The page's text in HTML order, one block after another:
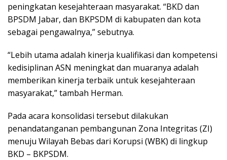
peningkatan kesejahteraan masyarakat. “BKD dan
BPSDM Jabar, dan BKPSDM di kabupaten dan kota
sebagai pengawalnya,” sebutnya.
“Lebih utama adalah kinerja kualifikasi dan kompetensi
kedisiplinan ASN meningkat dan muaranya adalah
memberikan kinerja terbaik untuk kesejahteraan
masyarakat,” tambah Herman.
Pada acara konsolidasi tersebut dilakukan
penandatanganan pembangunan Zona Integritas (ZI)
menuju Wilayah Bebas dari Korupsi (WBK) di lingkup
BKD – BKPSDM.